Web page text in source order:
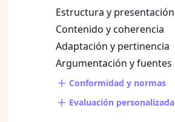
Estructura y presentación
Contenido y coherencia
Adaptación y pertinencia
Argumentación y fuentes
Conformidad y normas
Evaluación personalizada